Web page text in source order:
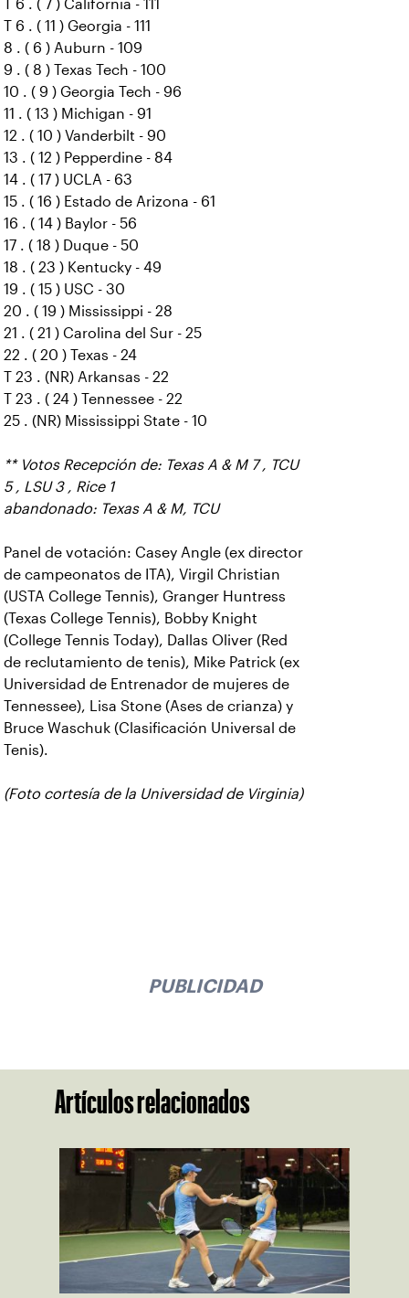
T 6 . ( 7 ) California - 111
T 6 . ( 11 ) Georgia - 111
8 . ( 6 ) Auburn - 109
9 . ( 8 ) Texas Tech - 100
10 . ( 9 ) Georgia Tech - 96
11 . ( 13 ) Michigan - 91
12 . ( 10 ) Vanderbilt - 90
13 . ( 12 ) Pepperdine - 84
14 . ( 17 ) UCLA - 63
15 . ( 16 ) Estado de Arizona - 61
16 . ( 14 ) Baylor - 56
17 . ( 18 ) Duque - 50
18 . ( 23 ) Kentucky - 49
19 . ( 15 ) USC - 30
20 . ( 19 ) Mississippi - 28
21 . ( 21 ) Carolina del Sur - 25
22 . ( 20 ) Texas - 24
T 23 . (NR) Arkansas - 22
T 23 . ( 24 ) Tennessee - 22
25 . (NR) Mississippi State - 10
** Votos Recepción de: Texas A & M 7 , TCU
5 , LSU 3 , Rice 1
abandonado: Texas A & M, TCU
Panel de votación: Casey Angle (ex director
de campeonatos de ITA), Virgil Christian
(USTA College Tennis), Granger Huntress
(Texas College Tennis), Bobby Knight
(College Tennis Today), Dallas Oliver (Red
de reclutamiento de tenis), Mike Patrick (ex
Universidad de Entrenador de mujeres de
Tennessee), Lisa Stone (Ases de crianza) y
Bruce Waschuk (Clasificación Universal de
Tenis).
(Foto cortesía de la Universidad de Virginia)
PUBLICIDAD
Artículos relacionados